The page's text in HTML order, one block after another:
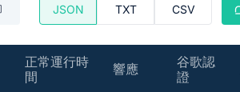
JSON TXT CSV
正常運行時
間
響應
谷歌認
證